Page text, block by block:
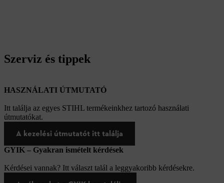
Szerviz és tippek
HASZNÁLATI ÚTMUTATÓ
Itt találja az egyes STIHL termékeinkhez tartozó használati
útmutatókat.
A kezelési útmutatót itt találja
GYIK – Gyakran ismételt kérdések
Kérdései vannak? Itt választ talál a leggyakoribb kérdésekre.